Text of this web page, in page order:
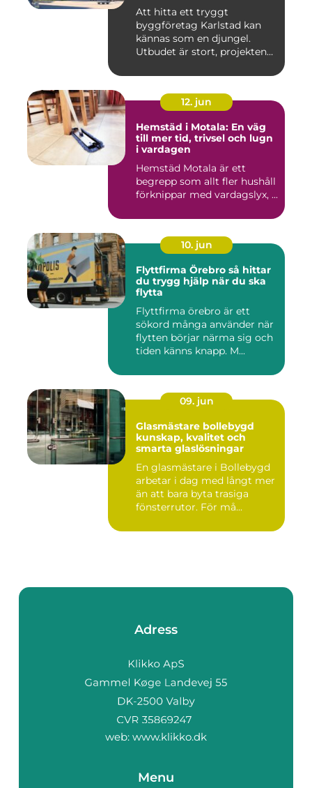
Att hitta ett tryggt
byggföretag Karlstad kan
kännas som en djungel.
Utbudet är stort, projekten
12. jun
Hemstäd i Motala: En väg
till mer tid, trivsel och lugn
i vardagen
Hemstäd Motala är ett
begrepp som allt fler hushåll
förknippar med vardagslyx, ...
10. jun
Flyttfirma Örebro så hittar
du trygg hjälp när du ska
flytta
Flyttfirma örebro är ett
sökord många använder när
flytten börjar närma sig och
tiden känns knapp. M...
09. jun
Glasmästare bollebygd
kunskap, kvalitet och
smarta glaslösningar
En glasmästare i Bollebygd
arbetar i dag med långt mer
än att bara byta trasiga
fönsterrutor. För må...
Adress
web: www.klikko.dk
Menu